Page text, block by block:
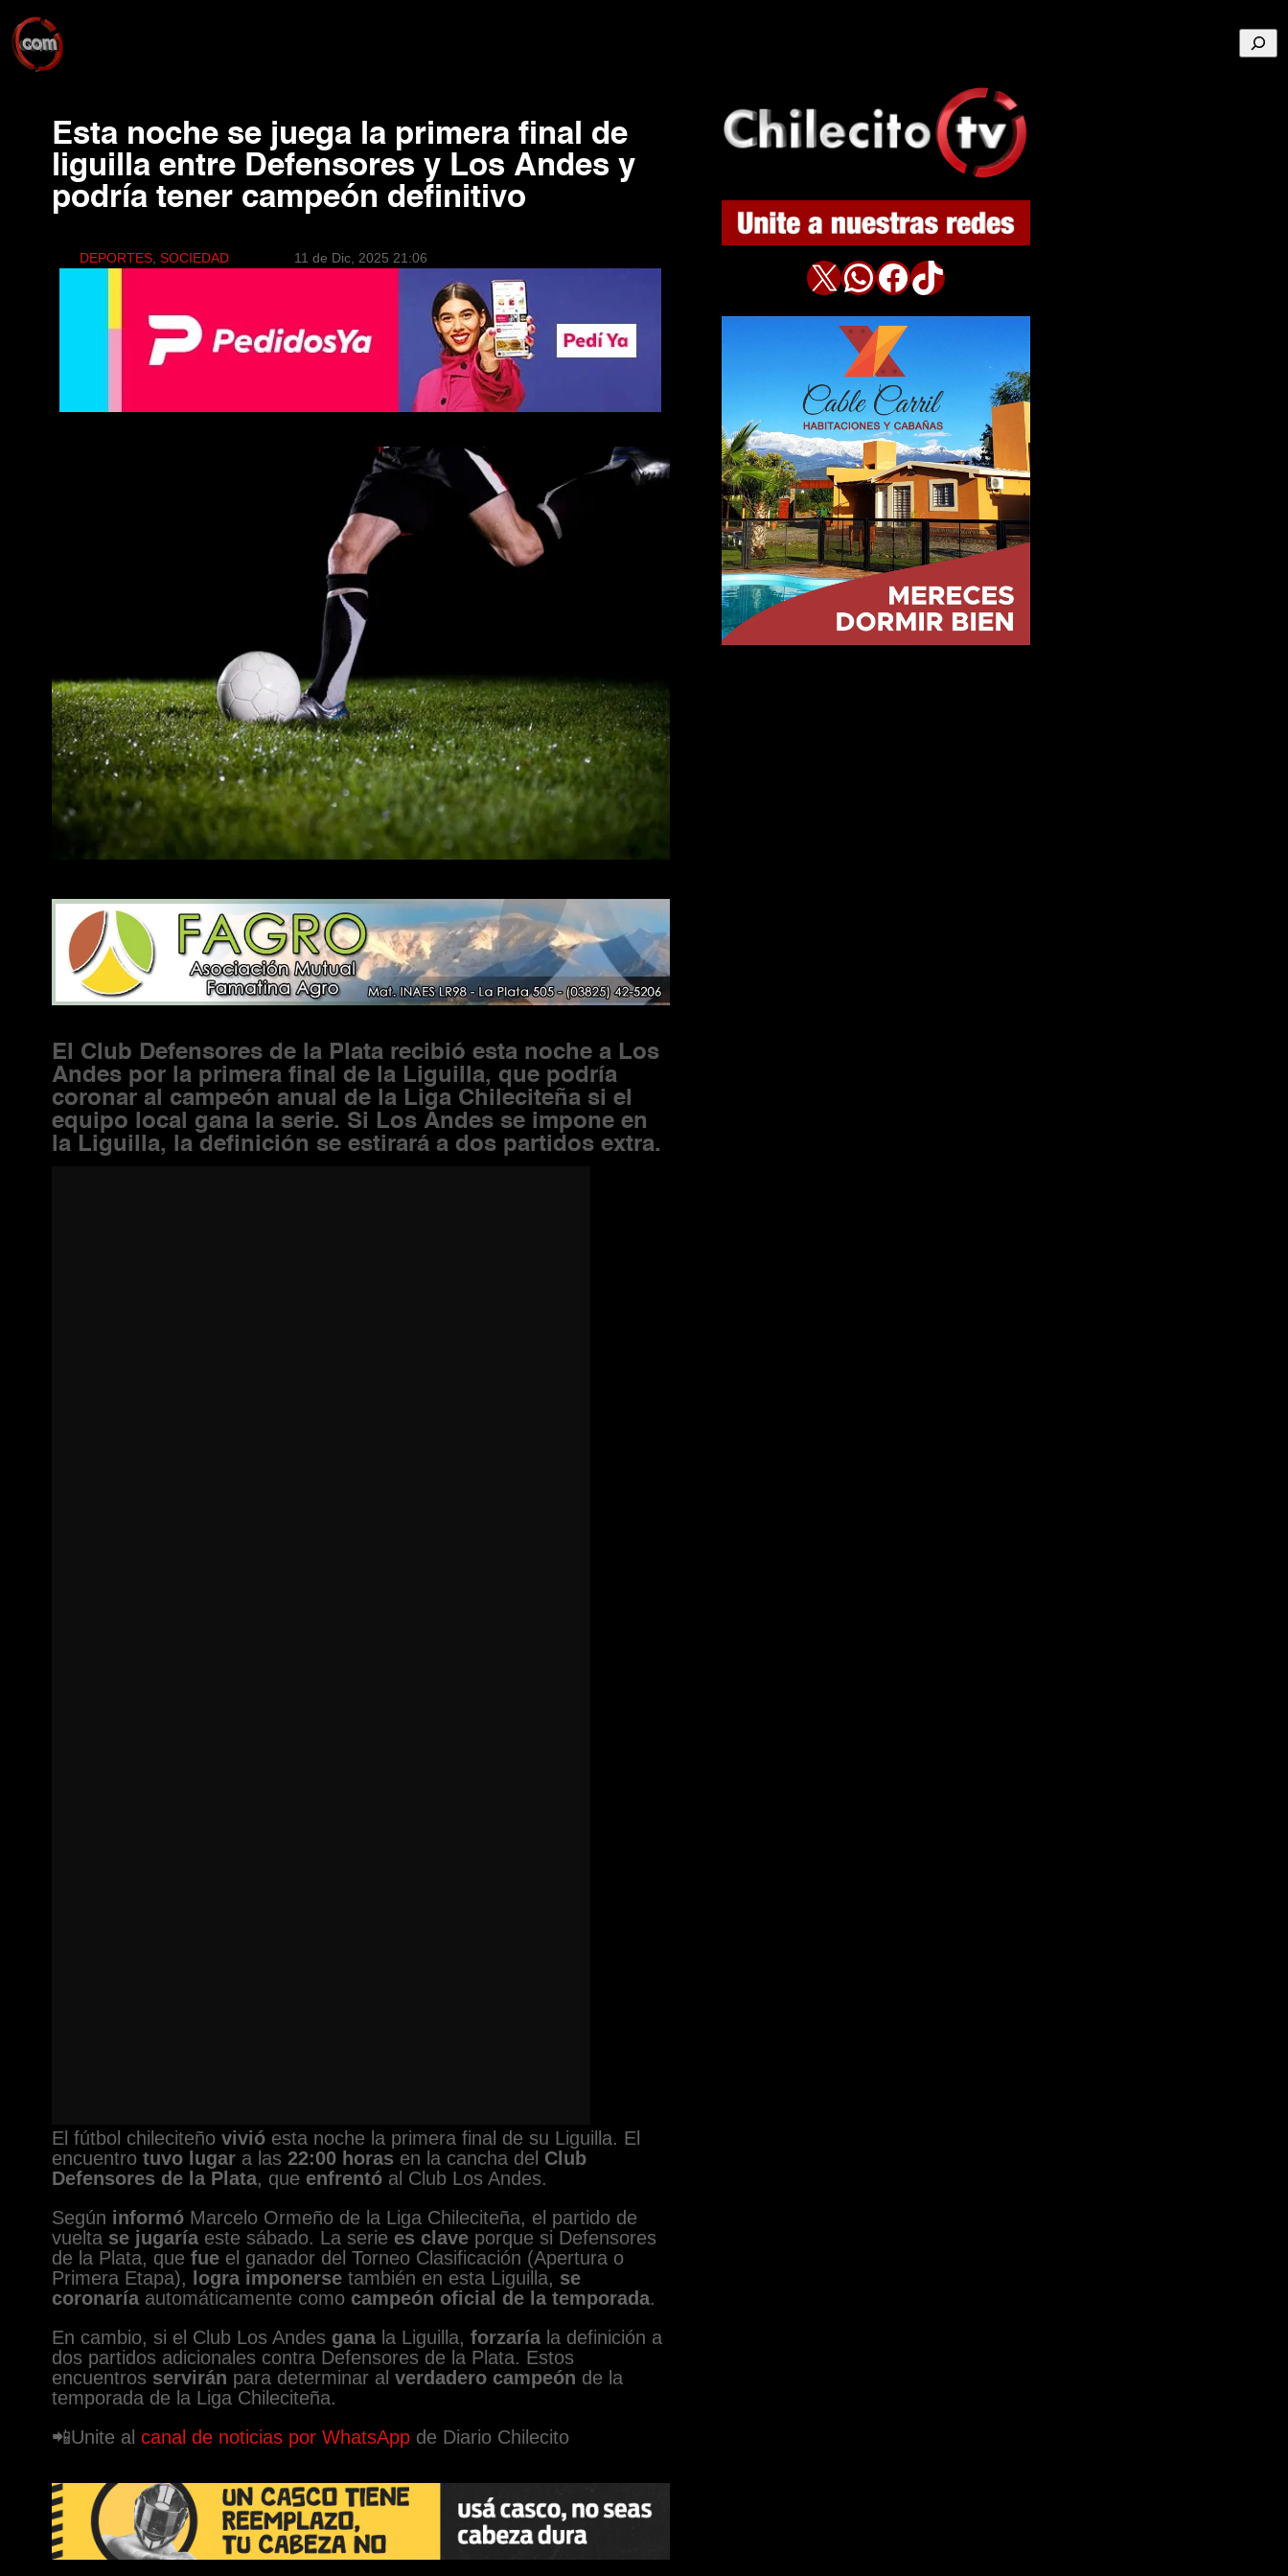
Buscar
Esta noche se juega la primera final de
liguilla entre Defensores y Los Andes y
podría tener campeón definitivo
DEPORTES, SOCIEDAD 11 de Dic, 2025 21:06
El Club Defensores de la Plata recibió esta noche a Los
Andes por la primera final de la Liguilla, que podría
coronaral campeón anual de la Liga Chileciteña si el
equipo local ganala serie. Si Los Andes se imponeen
la Liguilla, la definición se estiraráa dos partidos extra.
El fútbol chileciteño vivióesta noche la primera final de su Liguilla. El
encuentro tuvo lugara las 22:00 horasen la cancha del Club
Defensores de la Plata, que enfrentóal Club Los Andes.
Según informóMarcelo Ormeño de la Liga Chileciteña, el partido de
vuelta se jugaríaeste sábado. La serie es claveporque si Defensores
de la Plata, que fueel ganador del Torneo Clasificación (Apertura o
Primera Etapa),
logra imponersetambién en esta Liguilla, se
coronaríaautomáticamente como campeón oficial de la temporada.
En cambio, si el Club Los Andes ganala Liguilla, forzaríala definición a
dos partidos adicionales contra Defensores de la Plata. Estos
encuentros servirán para determinar al verdadero campeón de la
temporada de la Liga Chileciteña.
📲Unite al canal de noticias por WhatsApp de Diario Chilecito
X WhatsApp Facebook TikTok